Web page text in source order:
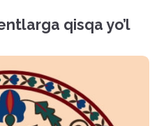
Rasmlar (PNG)
fayllarni yuklash
qisqa yo’l